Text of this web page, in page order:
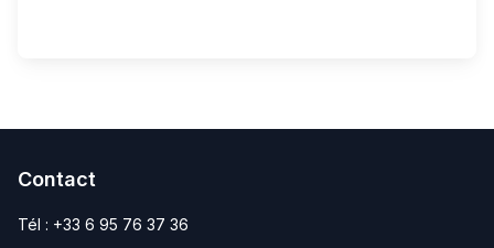
Contact
Tél : +33 6 95 76 37 36